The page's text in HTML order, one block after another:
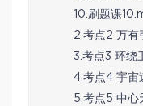
10.刷题课
2.考点2 万有
3.考点3 环绕
4.考点4 宇宙
5.考点5 中心